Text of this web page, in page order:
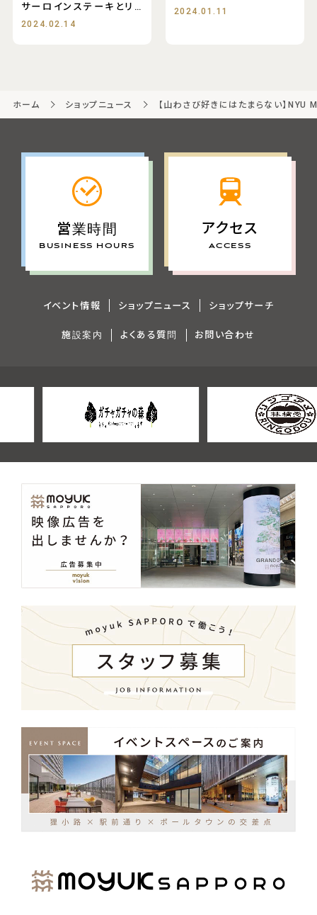
サーロインステーキとリブ
ロースステーキ
2024.02.14
2024.01.11
ホーム ショップニュース 【山わさび好きにはたまらない】NYU
営業時間
BUSINESS HOURS
アクセス
ACCESS
イベント情報 ショップニュース ショップサーチ
施設案内 よくある質問 お問い合わせ